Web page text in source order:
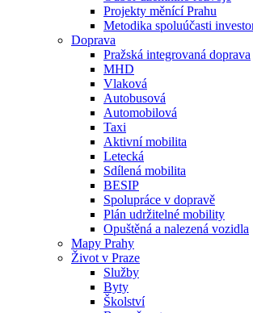
Projekty měnící Prahu
Metodika spoluúčasti
Doprava
Pražská integrovaná doprava
MHD
Vlaková
Autobusová
Automobilová
Taxi
Aktivní mobilita
Letecká
Sdílená mobilita
BESIP
Spolupráce v dopravě
Plán udržitelné mobility
Opuštěná a nalezená vozidla
Mapy Prahy
Život v Praze
Služby
Byty
Školství